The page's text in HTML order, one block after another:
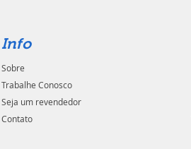
Info
Sobre
Trabalhe Conosco
Seja um revendedor
Contato